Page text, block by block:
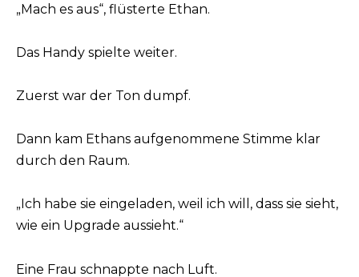
„Mach es aus“, flüsterte Ethan.
Das Handy spielte weiter.
Zuerst war der Ton dumpf.
Dann kam Ethans aufgenommene Stimme klar
durch den Raum.
„Ich habe sie eingeladen, weil ich will, dass sie sieht,
wie ein Upgrade aussieht.“
Eine Frau schnappte nach Luft.